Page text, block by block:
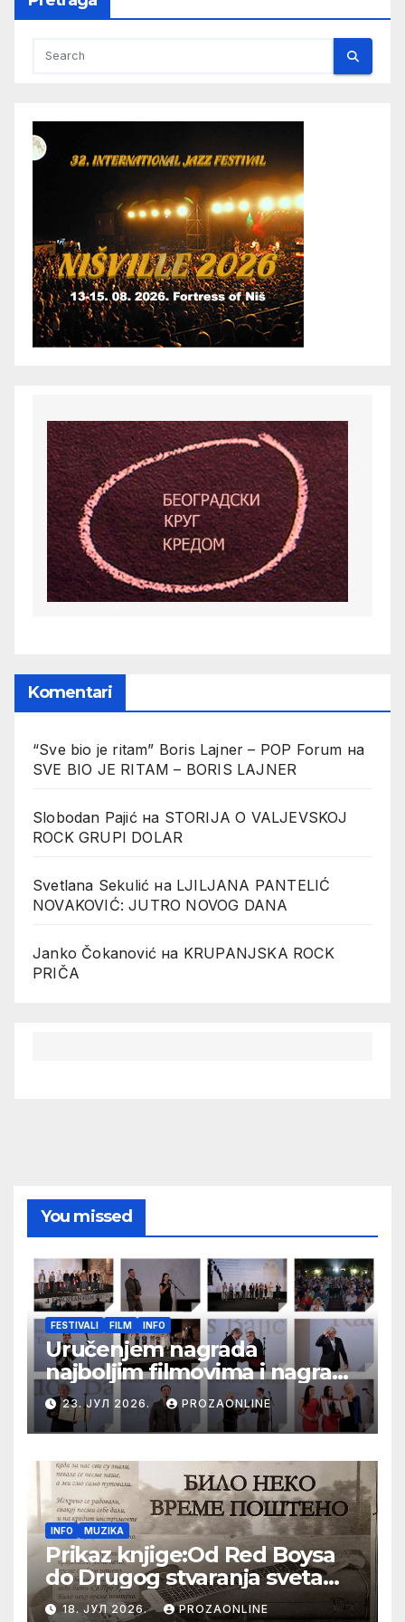
Komentari
“Sve bio je ritam” Boris Lajner – POP Forum на
SVE BIO JE RITAM – BORIS LAJNER
Slobodan Pajićна STORIJA O VALJEVSKOJ
ROCK GRUPI DOLAR
Svetlana Sekulić на LJILJANA PANTELIĆ
NOVAKOVIĆ: JUTRO NOVOG DANA
Janko Čokanović на KRUPANJSKA ROCK
PRIČA
You missed
FESTIVALI FILM INFO
Uručenjem nagrada
najboljim filmovima i nagrade
„Aleksandar Lifka“ Radošu
Bajiću svečano zatvoren 33.
Festival evropskog filma Palić
23. ЈУЛ 2026. PROZAONLINE
INFO MUZIKA
Prikaz knjige:Od Red Boysa
do Drugog stvaranja sveta
(bilo neko vreme pošteno)
18. ЈУЛ 2026. PROZAONLINE